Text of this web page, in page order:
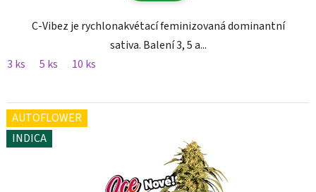
C-Vibez je rychlonakvétací feminizovaná dominantní
sativa. Balení 3, 5 a...
3 ks
5 ks 10 ks
AUTOFLOWER
INDICA